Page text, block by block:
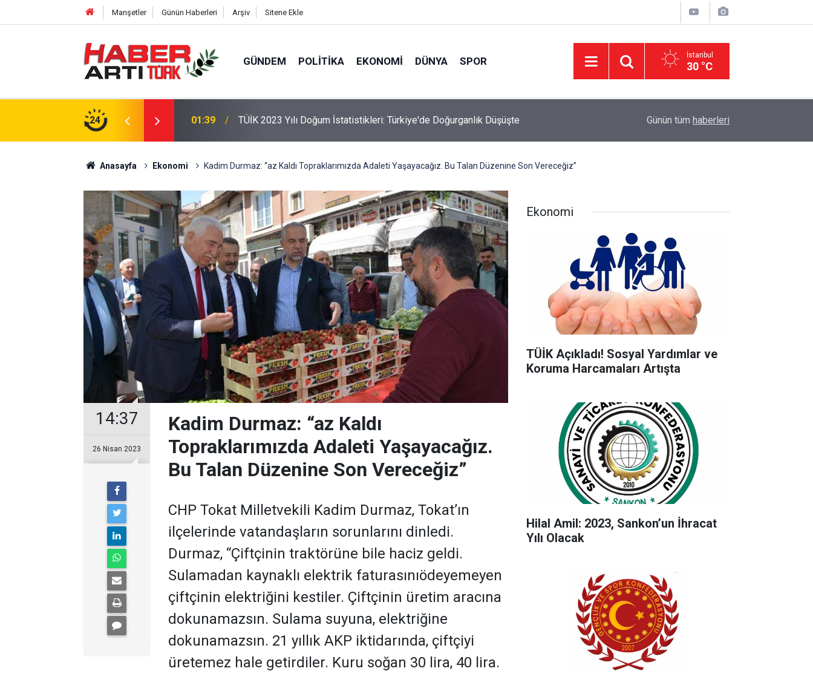
Manşetler Günün Haberleri Arşiv Sitene Ekle
GÜNDEM POLITIKA EKONOMI DÜNYA SPOR İstanbul
30 °C
24
Türkiye'de Doğurganlık Düşüşte 22:47 16 Maddelik Maden Kanunu Teklif Kabul Edildi DEVA Partisi'nde Büyük Kongre Hazırlıkları
Günün tüm haberleri
Anasayfa Ekonomi Kadim Durmaz: “az Kaldı Topraklarımızda Adaleti Yaşayacağız. Bu Talan Düzenine Son Vereceğiz”
14:37
26 Nisan 2023
Kadim Durmaz: “az Kaldı
Topraklarımızda Adaleti Yaşayacağız.
Bu Talan Düzenine Son Vereceğiz”
CHP Tokat Milletvekili Kadim Durmaz, Tokat’ın
ilçelerinde vatandaşların sorunlarını dinledi.
Durmaz, “Çiftçinin traktörüne bile haciz geldi.
Sulamadan kaynaklı elektrik faturasınıödeyemeyen
çiftçinin elektriğini kestiler. Çiftçinin üretim aracına
dokunamazsın. Sulama suyuna, elektriğine
dokunamazsın. 21 yıllık AKP iktidarında, çiftçiyi
üretemez hale getirdiler. Kuru soğan 30 lira, 40 lira.
Ekonomi
TÜİK Açıkladı! Sosyal Yardımlar ve
Koruma Harcamaları Artışta
Hilal Amil: 2023, Sankon’un İhracat
Yılı Olacak